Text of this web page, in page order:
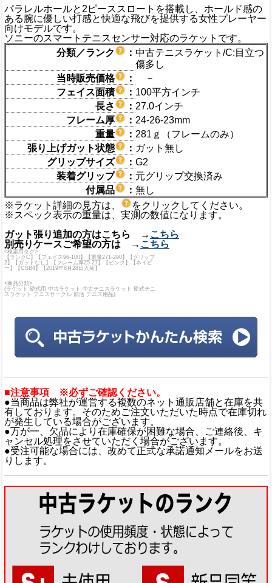
パラレルホールと2ピーススロートを搭載し、ホールド感の
ある腕に優しい打感と快適な飛びを提供する女性プレーヤー
向けモデルです。
ソニーのスマートテニスセンサー対応のラケットです。
分類／ランク
： 中古テニスラケット/C:目立つ
傷多し
当時販売価格
：
－
フェイス面積
： 100平方インチ
長さ
： 27.0インチ
フレーム厚
： 24-26-23mm
重量
： 281ｇ（フレームのみ）
張り上げガット状態
： ガット無し
グリップサイズ
： G2
装着グリップ
： 元グリップ交換済み
付属品
： 無し
※ラケット詳細の見方は、
をクリックしてください。
※スペック表示の重量は、実測の数値になります。
ガット張り追加の方はこちら → こちら
別売りケースご希望の方は → こちら
<検索用タグ>
【ランクC】【フェイス96-100】【重量271-290】【グリップ
2】【ガットなし】【フレーム厚25-27】【ピンク】【ネイビ
ー】【CSB4】【2019年8月28日入荷】
<商品分類>
(ラケット 硬式用 中古ラケット 中古テニスラケット 硬式テニ
スラケット テニスサークル 部活 テニス用品)
■注意事項 ※必ずご確認ください。
●当商品は弊社が運営する複数のネット通販店舗と在庫を共
有しております。そのためご注文いただいた時点で在庫切れ
が発生している場合がございます。
●万が一、欠品により在庫確保が困難な場合、ご連絡後、キ
ャンセル処理をさせていただく場合がございます。
●受注可能な場合には、改めて正式な承諾通知メールをお送
りします。